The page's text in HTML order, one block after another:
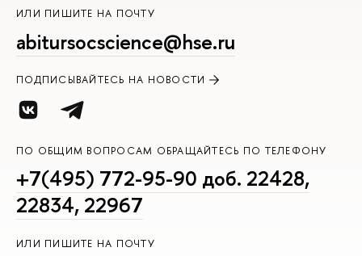
ИЛИ ПИШИТЕ НА ПОЧТУ
abitursocscience@hse.ru
ПОДПИСЫВАЙТЕСЬ НА НОВОСТИ
ПО ОБЩИМ ВОПРОСАМ ОБРАЩАЙТЕСЬ ПО ТЕЛЕФОНУ
+7(495) 772-95-90 доб. 22428,
22834, 22967
ИЛИ ПИШИТЕ НА ПОЧТУ